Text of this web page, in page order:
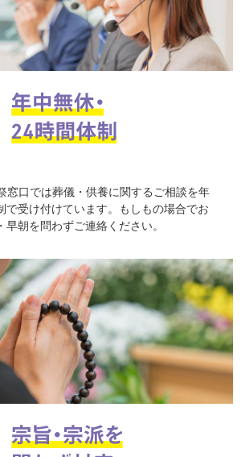
窓口では葬儀・供養に関するご相談を年
で受け付けています。もしもの場合でお
朝を問わずご連絡ください。